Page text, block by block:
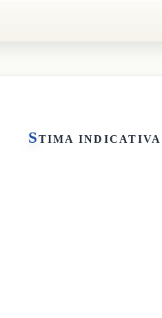
STIMA